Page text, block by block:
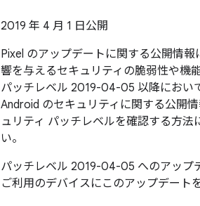
2019 年 4 月 1 日公開
Pixel のアップデートに関する公開情報
響を与えるセキュリティの脆弱性や機
パッチレベル 2019-04-05 以降におい
Android のセキュリティに関する公開
ュリティ パッチレベルを確認する方法
い。
パッチレベル 2019-04-05 へのアップ
ご利用のデバイスにこのアップデート